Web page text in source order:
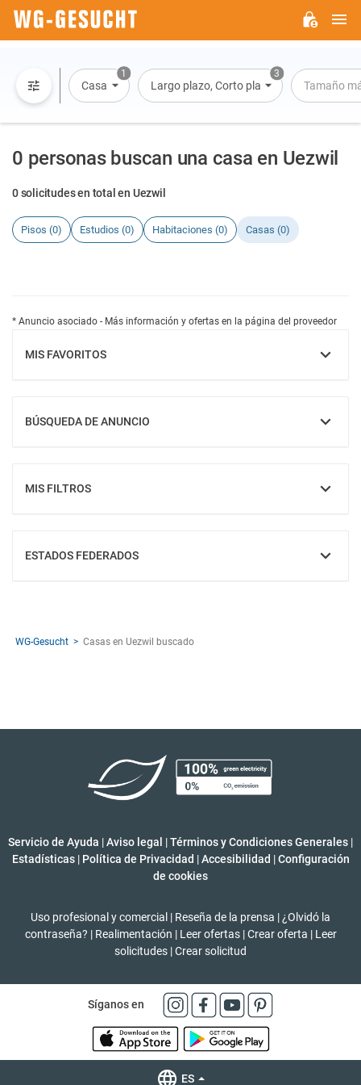
1
Casa
3
Largo plazo, Corto plazo, Alquiler por día
Tamaño
0 personas buscan una casa en Uezwil
0 solicitudes en total en Uezwil
Pisos (0) Estudios (0) Habitaciones (0) Casas (0)
* Anuncio asociado - Más información y ofertas en la página del proveedor
MIS FAVORITOS
MOSTRAR
BÚSQUEDA DE ANUNCIO
MOSTRAR
MIS FILTROS
MOSTRAR
ESTADOS FEDERADOS
MOSTRAR
WG-Gesucht Casas en Uezwil buscado
Servicio de Ayuda |Aviso legal |Términos y Condiciones Generales |
Estadísticas | Política de Privacidad | Accesibilidad | Configuración
de cookies
Uso profesional y comercial | Reseña de la prensa | ¿Olvidó la
contraseña? | Realimentación | Leer ofertas | Crear oferta | Leer
solicitudes |Crear solicitud
Síganos en
ES